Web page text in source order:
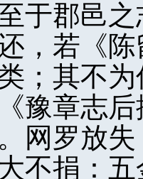
于郡邑
，若《
；其不
豫章志
网罗放
不捐：